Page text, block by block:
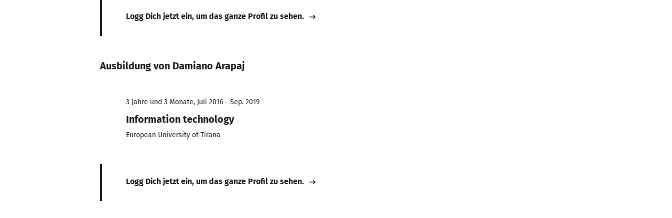
Logg Dich jetzt ein, um das ganze Profil zu sehen.
Ausbildung von Damiano Arapaj
3 Jahre und 3 Monate, Juli 2016 - Sep. 2019
Information technology
European University of Tirana
Logg Dich jetzt ein, um das ganze Profil zu sehen.